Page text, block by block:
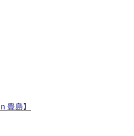
豊島】